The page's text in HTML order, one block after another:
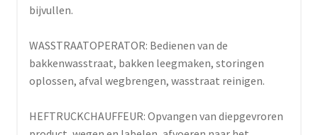
bijvullen.
WASSTRAATOPERATOR: Bedienen van de
bakkenwasstraat, bakken leegmaken, storingen
oplossen, afval wegbrengen, wasstraat reinigen.
HEFTRUCKCHAUFFEUR: Opvangen van diepgevroren